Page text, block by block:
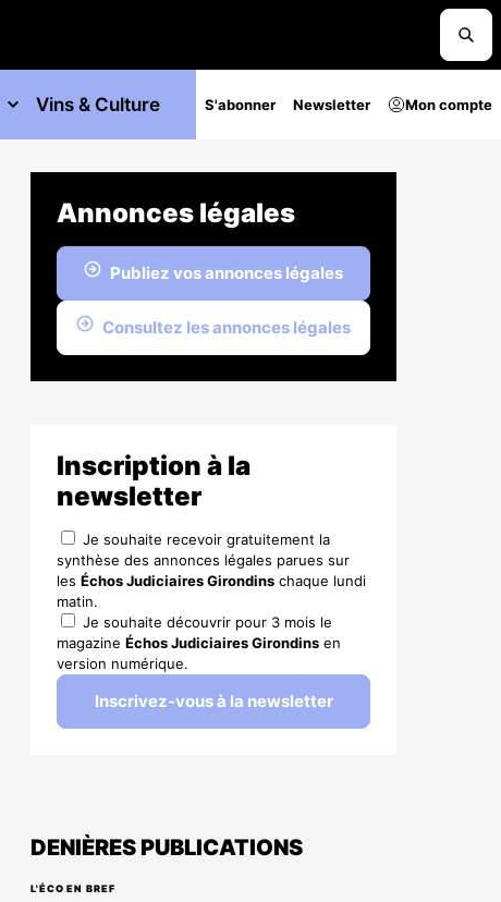
Vins & Culture S'abonner Newsletter Mon compte
Annonces légales
Publiez vos annonces légales
Consultez les annonces légales
Inscription à la
newsletter
Je souhaite recevoir gratuitement la
synthèse des annonces légales parues sur
les Échos Judiciaires Girondins chaque lundi
matin.
Je souhaite découvrir pour 3 mois le
magazine Échos Judiciaires Girondins en
version numérique.
Inscrivez-vous à la newsletter
DENIÈRES PUBLICATIONS
L'ÉCO EN BREF